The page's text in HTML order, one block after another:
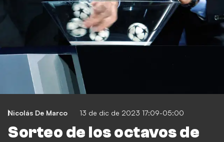
Nicolás De Marco 13 de dic de 2023 17:09-05:00
Sorteo de los octavos de